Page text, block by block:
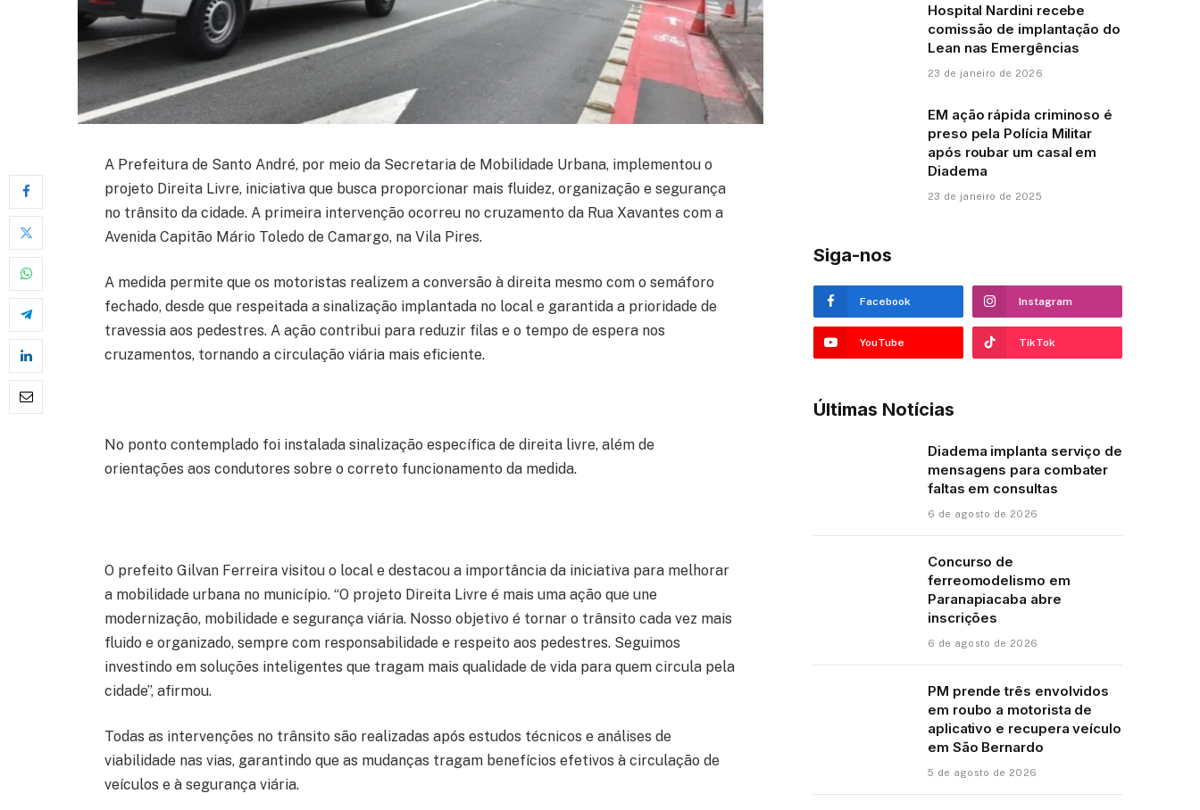
A Prefeitura de Santo André, por meio da Secretaria de Mobilidade Urbana, implementou o
projeto Direita Livre, iniciativa que busca proporcionar mais fluidez, organização e segurança
no trânsito da cidade. A primeira intervenção ocorreu no cruzamento da Rua Xavantes com a
Avenida Capitão Mário Toledo de Camargo, na Vila Pires.
A medida permite que os motoristas realizem a conversão à direita mesmo com o semáforo
fechado, desde que respeitada a sinalização implantada no local e garantida a prioridade de
travessia aos pedestres. A ação contribui para reduzir filas e o tempo de espera nos
cruzamentos, tornando a circulação viária mais eficiente.
No ponto contemplado foi instalada sinalização específica de direita livre, além de
orientações aos condutores sobre o correto funcionamento da medida.
O prefeito Gilvan Ferreira visitou o local e destacou a importância da iniciativa para melhorar
a mobilidade urbana no município. “O projeto Direita Livre é mais uma ação que une
modernização, mobilidade e segurança viária. Nosso objetivo é tornar o trânsito cada vez mais
fluido e organizado, sempre com responsabilidade e respeito aos pedestres. Seguimos
investindo em soluções inteligentes que tragam mais qualidade de vida para quem circula pela
cidade”, afirmou.
Todas as intervenções no trânsito são realizadas após estudos técnicos e análises de
viabilidade nas vias, garantindo que as mudanças tragam benefícios efetivos à circulação de
veículos e à segurança viária.
Hospital Nardini recebe
comissão de implantação do
Lean nas Emergências
23 de janeiro de 2026
EM ação rápida criminoso é
preso pela Polícia Militar
após roubar um casal em
Diadema
23 de janeiro de 2025
Siga-nos
Facebook Instagram
YouTube TikTok
Últimas Notícias
Diadema implanta serviço de
mensagens para combater
faltas em consultas
6 de agosto de 2026
Concurso de
ferreomodelismo em
Paranapiacaba abre
inscrições
6 de agosto de 2026
PM prende três envolvidos
em roubo a motorista de
aplicativo e recupera veículo
em São Bernardo
5 de agosto de 2026